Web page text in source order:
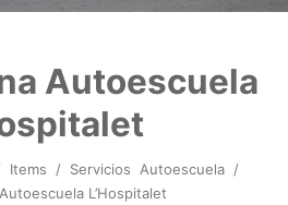
Autoescuela
Items / Servicios Autoescuela /
L’Hospitalet